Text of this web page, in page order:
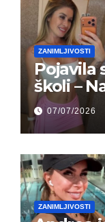
ZANIMLJIVOSTI
Pojavila
školi –
grupi je
07/07/2026
ZANIMLJIVOSTI